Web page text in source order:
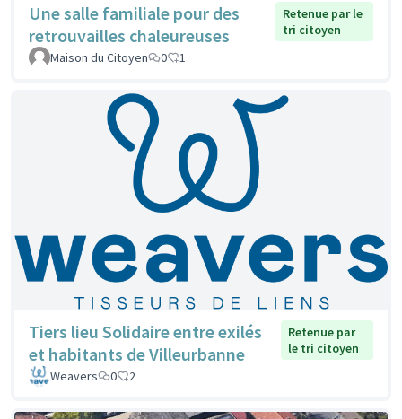
Une salle familiale pour des
retrouvailles chaleureuses
Retenue par le
tri citoyen
Maison du Citoyen
0 1
Tiers lieu Solidaire entre exilés
et habitants de Villeurbanne
Retenue par
le tri citoyen
Weavers
0 2